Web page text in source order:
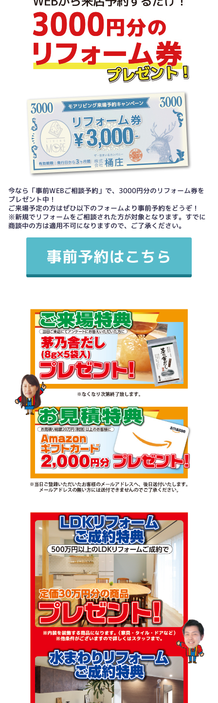
今なら「事前WEBご相談予約」で、3000円分のリフォーム券を
プレゼント中！
ご来場予定の方はぜひ以下のフォームより事前予約をどうぞ！
※新規でリフォームをご相談された方が対象となります。すでに
商談中の方は適用不可になりますので、ご了承ください。